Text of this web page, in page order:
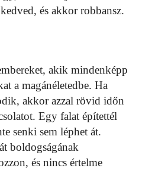
és akkor robbansz.
akik mindenképp
a magánéletedbe. Ha
akkor azzal rövid időn
Egy falat építettél
senki sem léphet át.
boldogságának
és nincs értelme